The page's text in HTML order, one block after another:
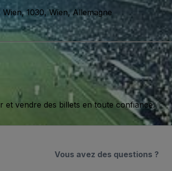
1030, Wien, Allemagne
et vendre des billets en toute confiance.
Vous avez des questions ?